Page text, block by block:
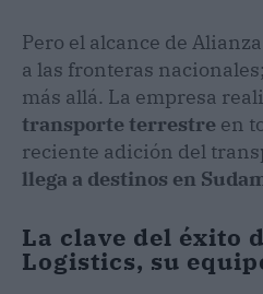
Pero el alcance de
a las fronteras
más allá. La empresa
transporte terrestre en
reciente adición del
llega a destinos en
La clave del éxito
Logistics, su